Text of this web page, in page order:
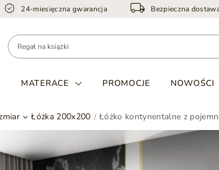
24-miesięczna gwarancja Bezpieczna
MATERACE PROMOCJE NOWOŚCI
Łóżka 200x200 Łóżko kontynentalne z